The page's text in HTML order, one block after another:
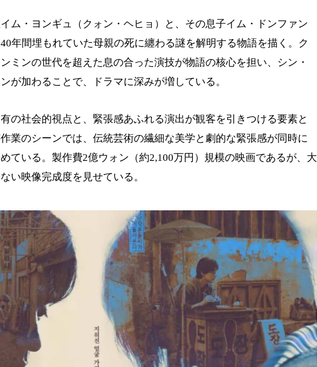
ム・ヨンギュ（クォン・ヘヒョ）と、その息子イム・ドンファン
年間埋もれていた母親の死に纏わる謎を解明する物語を描く。ク
ミンの世代を超えた息の合った演技が物語の核心を担い、シン・
が加わることで、ドラマに深みが増している。
の社会的視点と、緊張感あふれる演出が観客を引きつける要素と
業のシーンでは、伝統芸術の繊細な美学と劇的な緊張感が同時に
ている。製作費2億ウォン（約2,100万円）規模の映画であるが、大
い映像完成度を見せている。